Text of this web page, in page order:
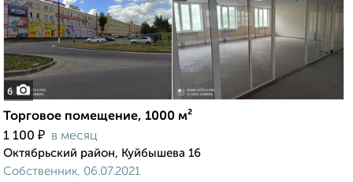
6
Торговое помещение, 1000 м²
1 100 ₽ в месяц
Октябрьский район, Куйбышева 16
Собственник, 06.07.2021